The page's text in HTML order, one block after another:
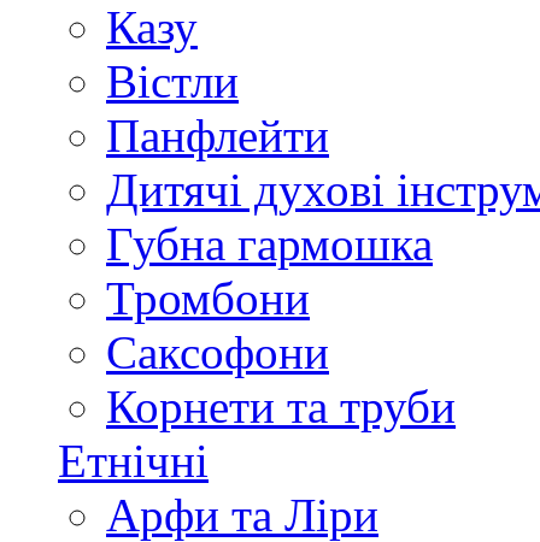
Казу
Вістли
Панфлейти
Дитячі духові
Губна гармошка
Тромбони
Саксофони
Корнети та труби
Етнічні
Арфи та Ліри